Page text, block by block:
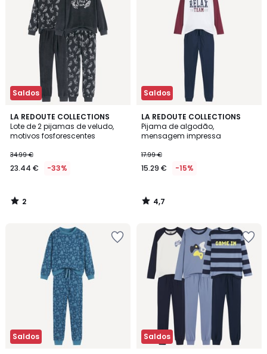
Saldos
LA REDOUTE COLLECTIONS
Lote de 2 pijamas de veludo,
motivos fosforescentes
34.99 €
23.44 € -33%
2
/
5
2
/
Saldos
LA REDOUTE COLLECTIONS
Pijama de algodão,
mensagem impressa
17.99 €
15.29 € -15%
4,7
/ 5
4,7
/
Saldos Saldos